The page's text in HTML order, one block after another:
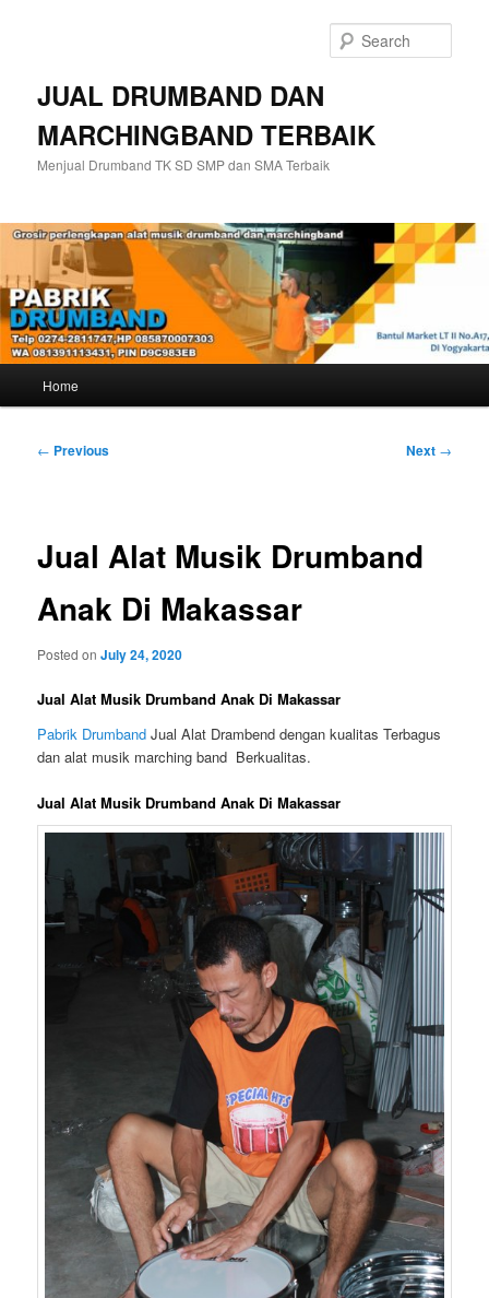
JUAL DRUMBAND DAN
MARCHINGBAND TERBAIK
Menjual Drumband TK SD SMP dan SMA Terbaik
Home
Post
← Previous Next →
Jual Alat Musik Drumband
Anak Di Makassar
Posted onJuly 24, 2020
Jual Alat Musik Drumband Anak Di Makassar
Pabrik Drumband Jual Alat Drambend dengan kualitas Terbagus
dan alat musik marching band Berkualitas.
Jual Alat Musik Drumband Anak Di Makassar